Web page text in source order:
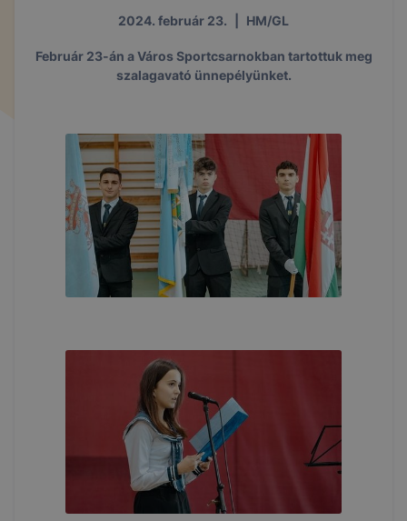
2024. február 23. HM/GL
Február 23-án a Város Sportcsarnokban tartottuk meg
szalagavató ünnepélyünket.